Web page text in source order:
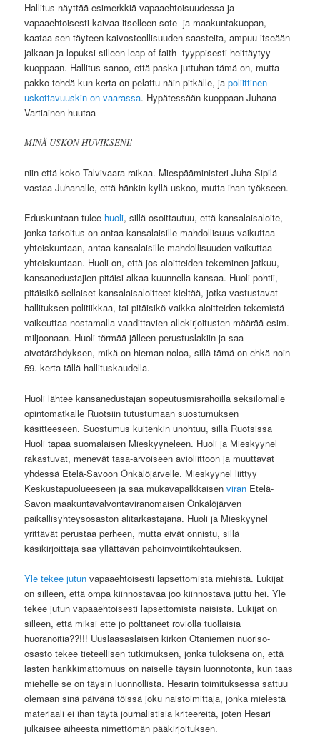
Hallitus näyttää esimerkkiä vapaaehtoisuudessa ja
vapaaehtoisesti kaivaa itselleen sote- ja maakuntakuopan,
kaataa sen täyteen kaivosteollisuuden saasteita, ampuu itseään
jalkaan ja lopuksi silleen leap of faith -tyyppisesti heittäytyy
kuoppaan. Hallitus sanoo, että paska juttuhan tämä on, mutta
pakko tehdä kun kerta on pelattu näin pitkälle, japoliittinen
uskottavuuskin on vaarassa. Hypätessään kuoppaan Juhana
Vartiainen huutaa
MINÄ USKON HUVIKSENI!
niin että koko Talvivaara raikaa. Miespääministeri Juha Sipilä
vastaa Juhanalle, että hänkin kyllä uskoo, mutta ihan työkseen.
Eduskuntaan tulee huoli, sillä osoittautuu, että kansalaisaloite,
jonka tarkoitus on antaa kansalaisille mahdollisuus vaikuttaa
yhteiskuntaan, antaa kansalaisille mahdollisuuden vaikuttaa
yhteiskuntaan. Huoli on, että jos aloitteiden tekeminen jatkuu,
kansanedustajien pitäisi alkaa kuunnella kansaa. Huoli pohtii,
pitäisikö sellaiset kansalaisaloitteet kieltää, jotka vastustavat
hallituksen politiikkaa, tai pitäisikö vaikka aloitteiden tekemistä
vaikeuttaa nostamalla vaadittavien allekirjoitusten määrää esim.
miljoonaan. Huoli törmää jälleen perustuslakiin ja saa
aivotärähdyksen, mikä on hieman noloa, sillä tämä on ehkä noin
59. kerta tällä hallituskaudella.
Huoli lähtee kansanedustajan sopeutusmisrahoilla seksilomalle
opintomatkalle Ruotsiin tutustumaan suostumuksen
käsitteeseen. Suostumus kuitenkin unohtuu, sillä Ruotsissa
Huoli tapaa suomalaisen Mieskyyneleen. Huoli ja Mieskyynel
rakastuvat, menevät tasa-arvoiseen avioliittoon ja muuttavat
yhdessä Etelä-Savoon Önkälöjärvelle. Mieskyynel liittyy
Keskustapuolueeseen ja saa mukavapalkkaisenviran Etelä-
Savon maakuntavalvontaviranomaisen Önkälöjärven
paikallisyhteysosaston alitarkastajana. Huoli ja Mieskyynel
yrittävät perustaa perheen, mutta eivät onnistu, sillä
käsikirjoittaja saa yllättävän pahoinvointikohtauksen.
Yle tekee jutun vapaaehtoisesti lapsettomista miehistä. Lukijat
on silleen, että ompa kiinnostavaa joo kiinnostava juttu hei. Yle
tekee jutun vapaaehtoisesti lapsettomista naisista. Lukijat on
silleen, että miksi ette jo polttaneet roviolla tuollaisia
huoranoitia??!!! Uuslaasaslaisen kirkon Otaniemen nuoriso-
osasto tekee tieteellisen tutkimuksen, jonka tuloksena on, että
lasten hankkimattomuus on naiselle täysin luonnotonta, kun taas
miehelle se on täysin luonnollista. Hesarin toimituksessa sattuu
olemaan sinä päivänä töissä joku naistoimittaja, jonka mielestä
materiaali ei ihan täytä journalistisia kriteereitä, joten Hesari
julkaisee aiheesta nimettömän pääkirjoituksen.